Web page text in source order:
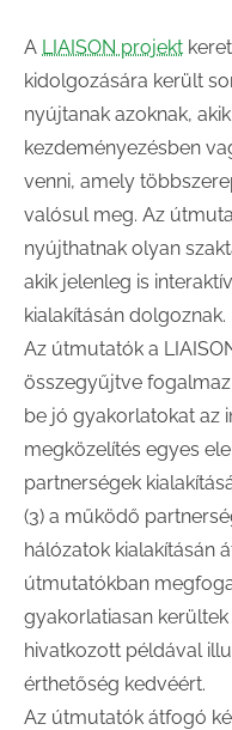
A LIAISON projekt
kidolgozására került
nyújtanak azoknak,
kezdeményezésben
venni, amely
valósul meg. Az
nyújthatnak olyan
akik jelenleg is
kialakításán dolgoznak.
Az útmutatók a
összegyűjtve
be jó gyakorlatokat az
megközelítés egyes
partnerségek
(3) a működő
hálózatok kialakításán
útmutatókban
gyakorlatiasan
hivatkozott példával
érthetőség kedvéért.
Az útmutatók átfogó